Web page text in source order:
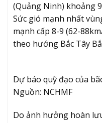
(Quảng Ninh) khoảng
Sức gió mạnh nhất
mạnh cấp 8-9 (62-
theo hướng Bắc Tây
Dự báo quỹ đạo của
Nguồn: NCHMF
Do ảnh hưởng hoàn